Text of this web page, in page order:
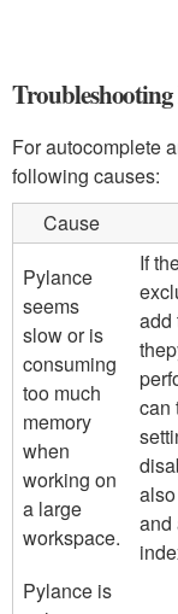
Troubleshooting
For autocomplete
following causes:
Cause
Pylance
seems
slow or is
consuming
too much
memory
when
working on
a large
workspace.
If
add
the
can
and
Pylance is